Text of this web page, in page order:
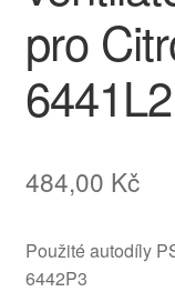
Vrakoviště Citroën
pro
484,00 Kč
Použité autodíly
6442P3